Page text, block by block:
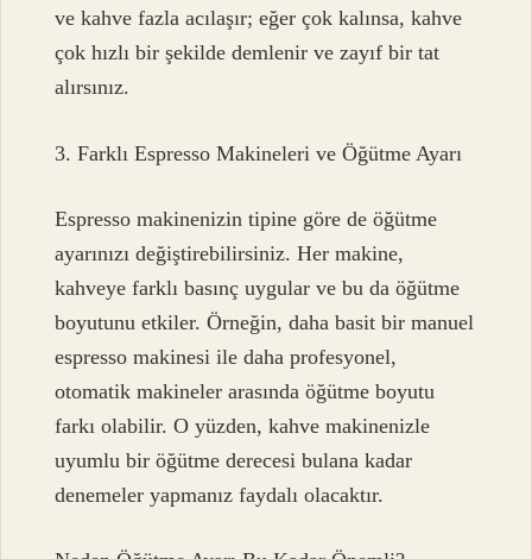
ve kahve fazla acılaşır; eğer çok kalınsa, kahve
çok hızlı bir şekilde demlenir ve zayıf bir tat
alırsınız.
3. Farklı Espresso Makineleri ve Öğütme Ayarı
Espresso makinenizin tipine göre de öğütme
ayarınızı değiştirebilirsiniz. Her makine,
kahveye farklı basınç uygular ve bu da öğütme
boyutunu etkiler. Örneğin, daha basit bir manuel
espresso makinesi ile daha profesyonel,
otomatik makineler arasında öğütme boyutu
farkı olabilir. O yüzden, kahve makinenizle
uyumlu bir öğütme derecesi bulana kadar
denemeler yapmanız faydalı olacaktır.